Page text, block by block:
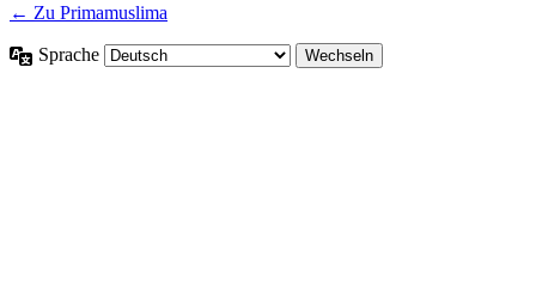
← Zu Primamuslima
Sprache